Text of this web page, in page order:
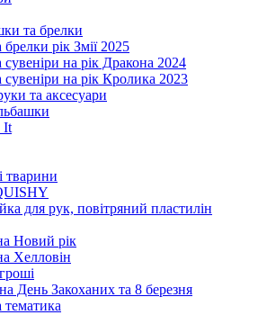
та брелки
рік Змії 2025
сувеніри на рік Дракона 2024
сувеніри на рік Кролика 2023
та аксесуари
It
тварини
для рук, повітряний пластилін
Новий рік
Хелловін
День Закоханих та 8 березня
тематика